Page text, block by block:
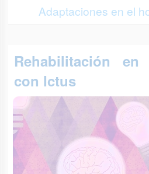
Adaptaciones en el
Rehabilitación
con Ictus